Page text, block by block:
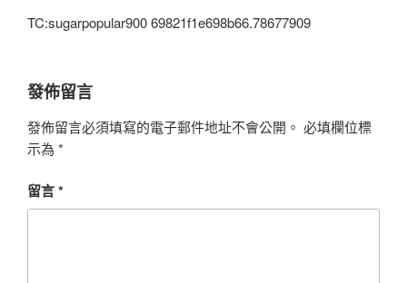
TC:sugarpopular900 69821f1e698b66.78677909
發佈留言
發佈留言必須填寫的電子郵件地址不會公開。 必填欄位標
示為 *
留言*